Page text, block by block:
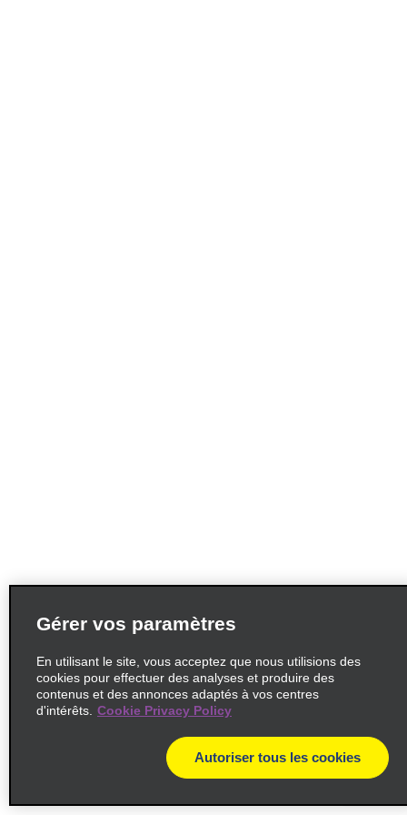
Gérer vos paramètres
En utilisant le site, vous acceptez que nous utilisions des
cookies pour effectuer des analyses et produire des
contenus et des annonces adaptés à vos centres
d'intérêts. Cookie Privacy Policy
Autoriser tous les cookies